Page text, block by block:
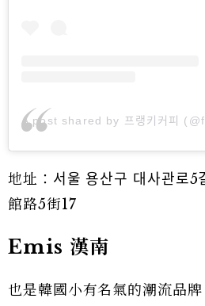
A post shared by
地址：서울 용산구 대사관로
館路5街17
Emis 漢南
也是韓國小有名氣的潮流品